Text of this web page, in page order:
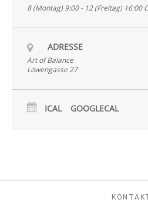
8 (Montag) 9:00 - 12 (Freitag) 16:00
ADRESSE
Art of Balance
Löwengasse 27
ICAL GOOGLECAL